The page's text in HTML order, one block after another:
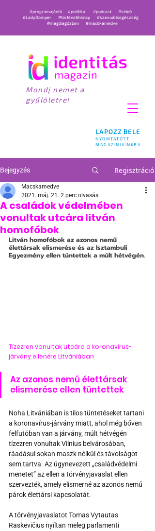
LAPOZZ BELE
NYOMTATOTT
MAGAZINJAINKBA
#programajánló #politika #podcast
#videó
#LadyDömper
#történetihónap
#szexuálisegészség
#magdiagőzben
#macskamedve
Mondj nemet a
gyűlöletre!
Bejegyzés Regisztráció
A családok védelmében
vonultak utcára litván
homofóbok
Macskamedve
2021. máj. 21. 2 perc olvasás
Litván homofóbok az azonos nemű
élettársak elismerése és az Isztambuli
Egyezmény ellen tüntettek a múlt hétvégén.
Tízezren vonultak utcára a koronavírus-
járvány ellenére Litvániában
Az azonos nemű élettársak
elismerése ellen tüntettek
Noha Litvániában is tilos tüntetéseket tartani
a koronavírus-járvány miatt, ahol még bőven
felfutóban van a járvány, múlt hétvégén
tízezren vonultak Vilnius belvárosában,
ráadásul sokan maszk nélkül és távolságot
sem tartva. Az úgynevezett „családvédelmi
menetet” az ellen a törvényjavaslat ellen
szervezték, amely elismerné az azonos nemű
párok élettársi kapcsolatát.
A törvényjavaslatot Tomas Vytautas
Raskevičius nyíltan meleg parlamenti